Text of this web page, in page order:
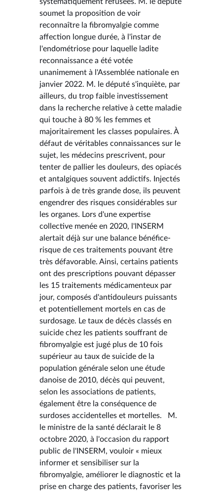
soumet la proposition de voir
reconnaître la fibromyalgie comme
affection longue durée, à l'instar de
l'endométriose pour laquelle ladite
reconnaissance a été votée
unanimement à l'Assemblée nationale en
janvier 2022. M. le député s'inquiète, par
ailleurs, du trop faible investissement
dans la recherche relative à cette maladie
qui touche à 80 % les femmes et
majoritairement les classes populaires. À
défaut de véritables connaissances sur le
sujet, les médecins prescrivent, pour
tenter de pallier les douleurs, des opiacés
et antalgiques souvent addictifs. Injectés
parfois à de très grande dose, ils peuvent
engendrer des risques considérables sur
les organes. Lors d'une expertise
collective menée en 2020, l'INSERM
alertait déjà sur une balance bénéfice-
risque de ces traitements pouvant être
très défavorable. Ainsi, certains patients
ont des prescriptions pouvant dépasser
les 15 traitements médicamenteux par
jour, composés d'antidouleurs puissants
et potentiellement mortels en cas de
surdosage. Le taux de décès classés en
suicide chez les patients souffrant de
fibromyalgie est jugé plus de 10 fois
supérieur au taux de suicide de la
population générale selon une étude
danoise de 2010, décès qui peuvent,
selon les associations de patients,
également être la conséquence de
surdoses accidentelles et mortelles. M.
le ministre de la santé déclarait le 8
octobre 2020, à l'occasion du rapport
public de l'INSERM, vouloir « mieux
informer et sensibiliser sur la
fibromyalgie, améliorer le diagnostic et la
prise en charge des patients, favoriser les